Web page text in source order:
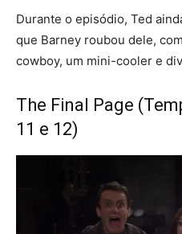
Durante o episódio, Ted
que Barney roubou dele,
cowboy, um mini-cooler e
The Final Page
11 e 12)